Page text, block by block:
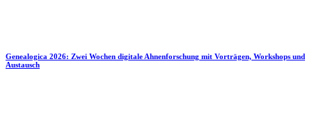
Genealogica 2026: Zwei Wochen digitale Ahnenforschung mit Vorträgen, Workshops und
Austausch